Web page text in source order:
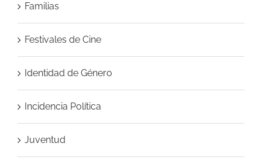
Familias
Festivales de Cine
Identidad de Género
Incidencia Política
Juventud